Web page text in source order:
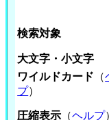
検索対象
大文字・小文字
ワイルドカード （
プ）
圧縮表示 （ヘルプ